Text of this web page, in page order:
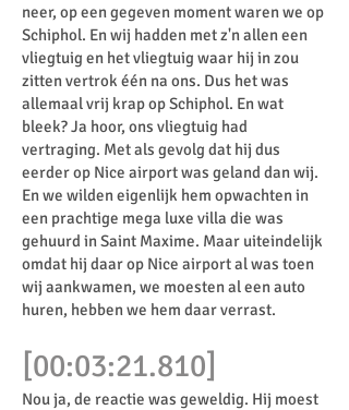
neer, op een gegeven moment waren we op
Schiphol. En wij hadden met z'n allen een
vliegtuig en het vliegtuig waar hij in zou
zitten vertrok één na ons. Dus het was
allemaal vrij krap op Schiphol. En wat
bleek? Ja hoor, ons vliegtuig had
vertraging. Met als gevolg dat hij dus
eerder op Nice airport was geland dan wij.
En we wilden eigenlijk hem opwachten in
een prachtige mega luxe villa die was
gehuurd in Saint Maxime. Maar uiteindelijk
omdat hij daar op Nice airport al was toen
wij aankwamen, we moesten al een auto
huren, hebben we hem daar verrast.
[00:03:21.810]
Nou ja, de reactie was geweldig. Hij moest